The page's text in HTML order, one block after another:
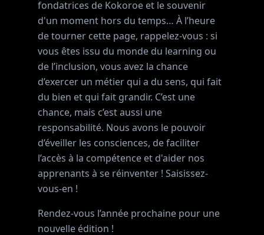
fondatrices de Kokoroe et le souvenir
d'un moment hors du temps… À l’heure
de tourner cette page, rappelez-vous : si
vous êtes issu du monde du learning ou
de l’inclusion, vous avez la chance
d’exercer un métier qui a du sens, qui fait
du bien et qui fait grandir. C’est une
chance, mais c’est aussi une
responsabilité. Nous avons le pouvoir
d’éveiller les consciences, de faciliter
l’accès à la compétence et d'aider nos
apprenants à se réinventer ! Saisissez-
vous-en !
Rendez-vous l’année prochaine pour une
nouvelle édition !